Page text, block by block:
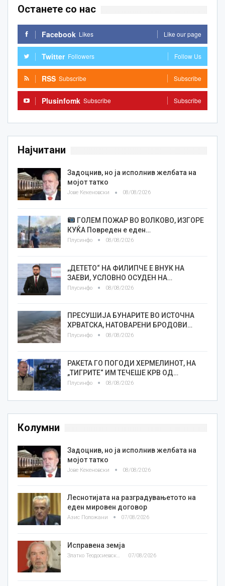
Останете со нас
Facebook Likes Like our page
Twitter Followers Follow Us
RSS Subscribe Subscribe
Plusinfomk Subscribe Subscribe
Најчитани
Задоцнив, но ја исполнив желбата на
мојот татко
Јове Кекеновски 08/08/2026
ГОЛЕМ ПОЖАР ВО ВОЛКОВО, ИЗГОРЕ
КУЌА Повреден е еден…
Плусинфо 08/08/2026
„ДЕТЕТО“ НА ФИЛИПЧЕ Е ВНУК НА
ЗАЕВИ, УСЛОВНО ОСУДЕН НА…
Плусинфо 08/08/2026
ПРЕСУШИЈА БУНАРИТЕ ВО ИСТОЧНА
ХРВАТСКА, НАТОВАРЕНИ БРОДОВИ…
Плусинфо 08/08/2026
РАКЕТА ГО ПОГОДИ ХЕРМЕЛИНОТ, НА
„ТИГРИТЕ“ ИМ ТЕЧЕШЕ КРВ ОД…
Плусинфо 08/08/2026
Колумни
Задоцнив, но ја исполнив желбата на
мојот татко
Јове Кекеновски 08/08/2026
Леснотијата на разградувањетото на
еден мировен договор
Азис Положани 07/08/2026
Исправена земја
Златко Теодосиевски 07/08/2026